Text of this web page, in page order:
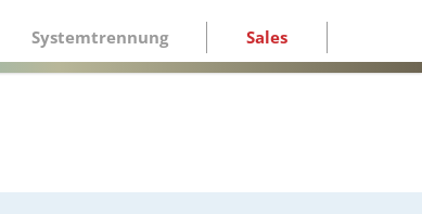
Systemtrennung Sales